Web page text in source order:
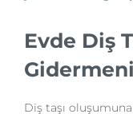
Evde Diş
Diş taşı